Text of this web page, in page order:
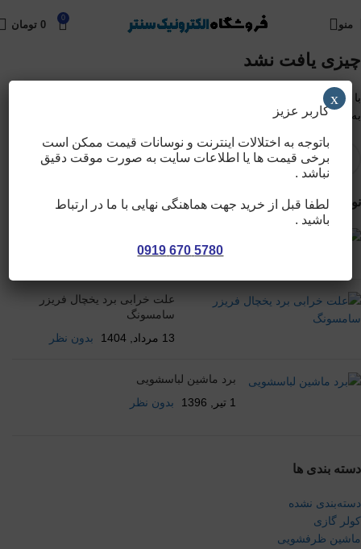
منو
0
0 تومان
چیزی یافت نشد
با عرض پوزش، اما نتیجه ای برای درخواست شما یافت نشد. شاید جستجو
به شما کمک کند تا مطلب مرتبطی پیدا کنید.
نوشته های تازه
15 مرداد, 1404
علت خرابی برد یخچال فریزر
سامسونگ
13 مرداد, 1404
بدون نظر
برد ماشین لباسشویی
1 تیر, 1396
بدون نظر
دسته بندی ها
دسته‌بندی نشده
کولر گازی
ماشین ظرفشویی
کاربر عزیز
باتوجه به اختلالات اینترنت و نوسانات قیمت ممکن است
برخی قیمت ها یا اطلاعات سایت به صورت موقت دقیق
نباشد .
لطفا قبل از خرید جهت هماهنگی نهایی با ما در ارتباط
باشید .
5780 670 0919
x